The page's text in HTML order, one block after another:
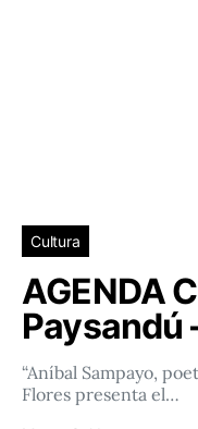
Cultura
AGENDA
“Aníbal Sampayo,
Flores presenta el…